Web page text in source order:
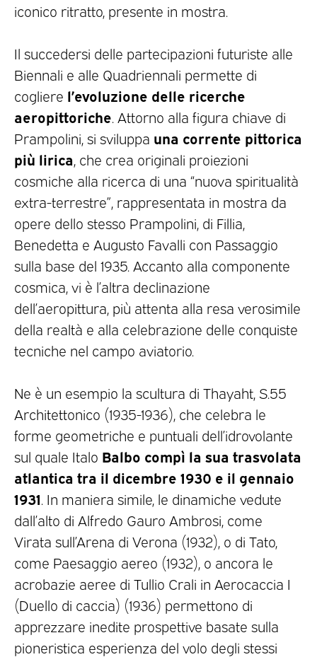
iconico ritratto, presente in mostra.
Il succedersi delle partecipazioni futuriste alle
Biennali e alle Quadriennali permette di
cogliere l’evoluzione delle ricerche
aeropittoriche . Attorno alla figura chiave di
Prampolini, si sviluppa una corrente pittorica
più lirica , che crea originali proiezioni
cosmiche alla ricerca di una “nuova spiritualità
extra-terrestre”, rappresentata in mostra da
opere dello stesso Prampolini, di Fillia,
Benedetta e Augusto Favalli con Passaggio
sulla base del 1935. Accanto alla componente
cosmica, vi è l’altra declinazione
dell’aeropittura, più attenta alla resa verosimile
della realtà e alla celebrazione delle conquiste
tecniche nel campo aviatorio.
Ne è un esempio la scultura di Thayaht, S.55
Architettonico (1935-1936), che celebra le
forme geometriche e puntuali dell’idrovolante
sul quale Italo Balbo compì la sua trasvolata
atlantica tra il dicembre 1930 e il gennaio
1931 . In maniera simile, le dinamiche vedute
dall’alto di Alfredo Gauro Ambrosi, come
Virata sull’Arena di Verona (1932), o di Tato,
come Paesaggio aereo (1932), o ancora le
acrobazie aeree di Tullio Crali in Aerocaccia I
(Duello di caccia) (1936) permettono di
apprezzare inedite prospettive basate sulla
pioneristica esperienza del volo degli stessi